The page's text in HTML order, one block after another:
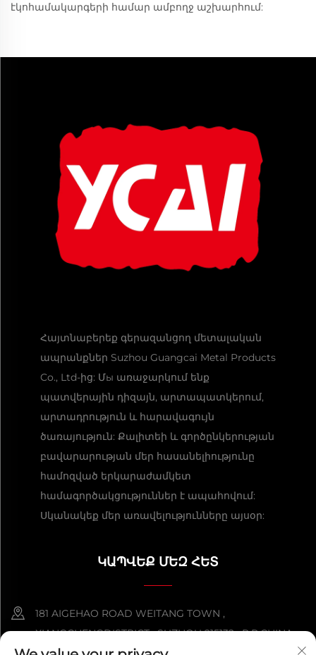
էկոհամակարգերի համար ամբողջ աշխարհում:
Հայտնաբերեք գերազանցող մետալական
ապրանքներ Suzhou Guangcai Metal Products
Co., Ltd-ից: Մы առաջարկում ենք
պատվերային դիզայն, արտապատկերում,
արտադրություն և հարավագույն
ծառայություն: Քալիտեի և գործընկերության
բավարարության մեր հասանելիությունը
համոզված երկարաժամկետ
համագործակցություններ է ապահովում:
Սկանակեք մեր առավելությունները այսօր:
ԿԱՊՎԵՔ ՄԵԶ ՀԵՏ
181 AIGEHAO ROAD WEITANG TOWN ,
XIANGCHENGDISTRICT , SUZHOU 215132 , P.R.CHINA